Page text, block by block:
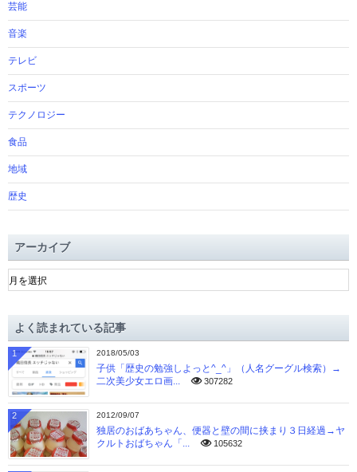
芸能
音楽
テレビ
スポーツ
テクノロジー
食品
地域
歴史
アーカイブ
ア
ー
ブよく読まれている記事
2018/05/03
子供「歴史の勉強しよっと^_^」（人名グーグル検索）→
二次美少女エロ画...
307282
1
2012/09/07
独居のおばあちゃん、便器と壁の間に挟まり３日経過→ヤ
クルトおばちゃん「...
105632
2